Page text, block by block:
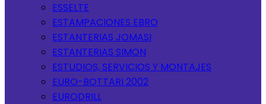
ESSELTE
ESTAMPACIONES EBRO
ESTANTERIAS JOMASI
ESTANTERIAS SIMON
ESTUDIOS, SERVICIOS Y MONTAJES
EURO-BOTTARI 2002
EURODRILL